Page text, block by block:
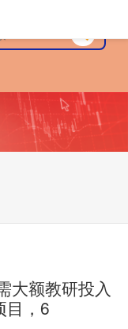
大额教研投入
目，6